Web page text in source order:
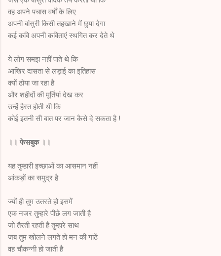
वह अपने पचास वर्षों के लिए
अपनी बांसुरी किसी तहखाने में छुपा देगा
कई कवि अपनी कविताएं स्थगित कर देते थे
ये लोग समझ नहीं पाते थे कि
आखिर दासता से लड़ाई का इतिहास
क्यों ढोया जा रहा है
और शहीदों की मूर्तियां देख कर
उन्हें हैरत होती थी कि
कोई इतनी सी बात पर जान कैसे दे सकता है !
।। फेसबुक ।।
यह तुम्हारी इच्छाओं का आसमान नहीं
आंकड़ों का समुद्र है
ज्यों ही तुम उतरते हो इसमें
एक नजर तुम्हारे पीछे लग जाती है
जो तैरती रहती है तुम्हारे साथ
जब तुम खोलने लगते हो मन की गांठें
वह चौकन्नी हो जाती है